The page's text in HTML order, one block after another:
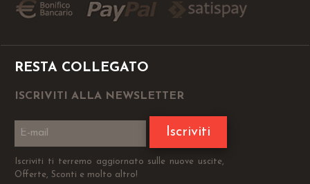
RESTA COLLEGATO
ISCRIVITI ALLA NEWSLETTER
Iscriviti
Iscriviti ti terremo aggiornato sulle nuove uscite,
Offerte, Sconti e molto altro!